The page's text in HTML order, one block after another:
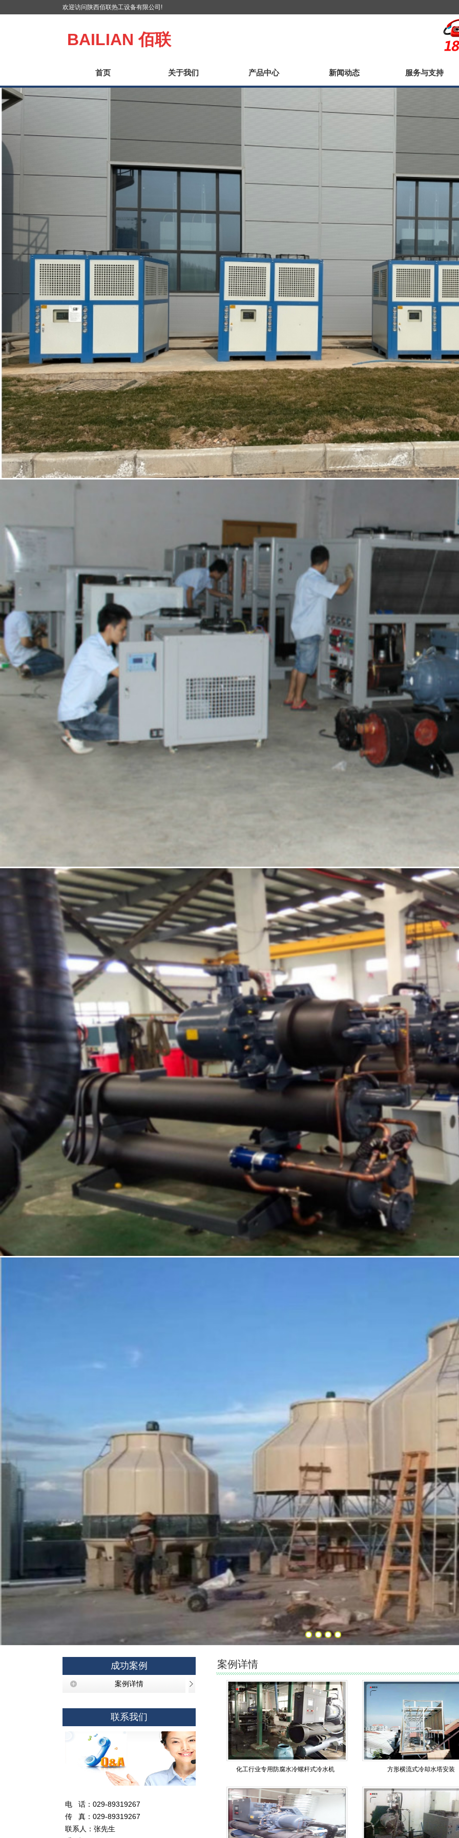
欢迎访问陕西佰联热工设备有限公司!
BAILIAN佰联
首页 关于我们 产品中心 新闻动态 服务与支持
成功案例
案例详情
联系我们
电 话：029-89319267
传 真：029-89319267
联系人：张先生
案例详情
化工行业专用防腐水冷螺杆式冷水机 方形横流式冷却水塔安装